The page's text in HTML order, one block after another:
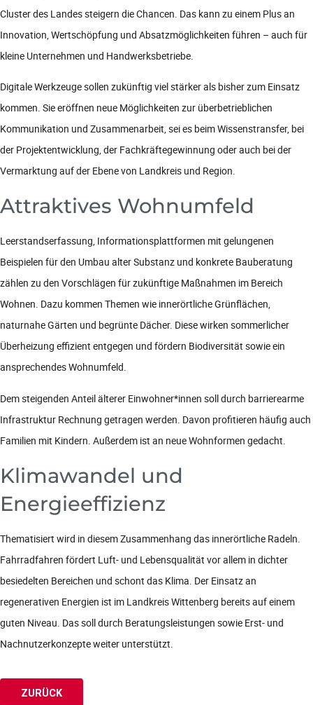
Cluster des Landes steigern die Chancen. Das kann zu einem Plus an
Innovation, Wertschöpfung und Absatzmöglichkeiten führen – auch für
kleine Unternehmen und Handwerksbetriebe.
Digitale Werkzeuge sollen zukünftig viel stärker als bisher zum Einsatz
kommen. Sie eröffnen neue Möglichkeiten zur überbetrieblichen
Kommunikation und Zusammenarbeit, sei es beim Wissenstransfer, bei
der Projektentwicklung, der Fachkräftegewinnung oder auch bei der
Vermarktung auf der Ebene von Landkreis und Region.
Attraktives Wohnumfeld
Leerstandserfassung, Informationsplattformen mit gelungenen
Beispielen für den Umbau alter Substanz und konkrete Bauberatung
zählen zu den Vorschlägen für zukünftige Maßnahmen im Bereich
Wohnen. Dazu kommen Themen wie innerörtliche Grünflächen,
naturnahe Gärten und begrünte Dächer. Diese wirken sommerlicher
Überheizung effizient entgegen und fördern Biodiversität sowie ein
ansprechendes Wohnumfeld.
Dem steigenden Anteil älterer Einwohner*innen soll durch barrierearme
Infrastruktur Rechnung getragen werden. Davon profitieren häufig auch
Familien mit Kindern. Außerdem ist an neue Wohnformen gedacht.
Klimawandel und
Energieeffizienz
Thematisiert wird in diesem Zusammenhang das innerörtliche Radeln.
Fahrradfahren fördert Luft- und Lebensqualität vor allem in dichter
besiedelten Bereichen und schont das Klima. Der Einsatz an
regenerativen Energien ist im Landkreis Wittenberg bereits auf einem
guten Niveau. Das soll durch Beratungsleistungen sowie Erst- und
Nachnutzerkonzepte weiter unterstützt.
ZURÜCK